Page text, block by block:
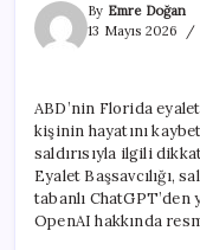
By Emre Doğan
13 Mayıs 2026
ABD’nin Florida
kişinin hayatını
saldırısıyla ilgili
Eyalet Başsavcılığı,
tabanlı
OpenAI hakkında